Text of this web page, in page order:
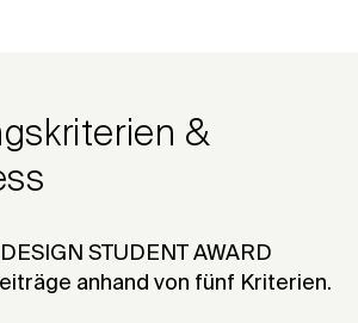
&
STUDENT AWARD
anhand von fünf Kriterien.